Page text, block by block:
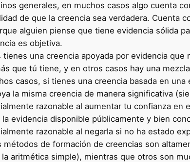
generales, en muchos casos algo cuenta
de que la creencia sea verdadera. Cuenta
alguien piense que tiene evidencia sólida
es objetiva.
tienes una creencia apoyada por evidencia
que tú tiene, y en otros casos hay una
casos, si tienes una creencia basada en
la misma creencia de manera significativa
razonable al aumentar tu confianza en
la evidencia disponible públicamente y bien
razonable al negarla si no ha estado
métodos de formación de creencias son
la aritmética simple), mientras que otros son